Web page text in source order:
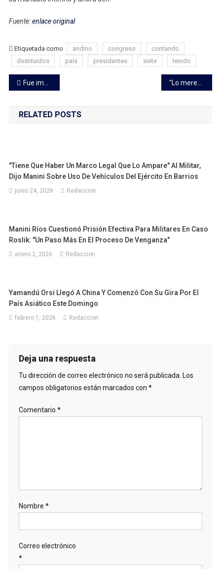
Perú
Tras
La
De
En
Fuente:enlace original
Etiquetada como andino congreso
contando
destituidos
país presidentes siete tenido
Navegación
de
entradas
Fue imputado un hombre que le propinó 20 puñaladas a su pareja; la mujer se encuentra en CTI
RELATED POSTS
"Tiene Que Haber Un Marco Legal Que Lo Ampare" Al Militar,
Dijo Manini Sobre Uso De Vehículos Del Ejército En Barrios
junio 24, 2026 Redaccion
Manini Ríos Cuestionó Prisión Efectiva Para Militares En Caso
Roslik: "Un Paso Más En El Proceso De Venganza"
enero 2, 2026 Redaccion
Yamandú Orsi Llegó A China Y Comenzó Con Su Gira Por El
País Asiático Este Domingo
febrero 1, 2026 Redaccion
Deja una respuesta
Tu dirección de correo electrónico no será publicada. Los
campos obligatorios están marcados con *
Comentario *
Nombre *
Correo electrónico
*